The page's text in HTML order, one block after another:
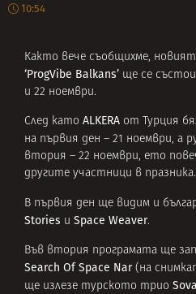
10:54
Както вече съобщихме,
‘ProgVibe Balkans’ ще се
и 22 ноември.
След като ALKERA от Турция
на първия ден – 21 ноември, а
втория – 22 ноември, ето
другите участници в празника.
В първия ден ще видим и
Stories и Space Weaver.
Във втория програмата ще
Search Of Space Nar (на
ще излезе турското трио